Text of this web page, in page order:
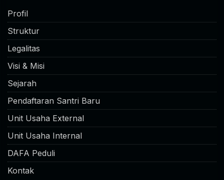
Profil
Struktur
Legalitas
Visi & Misi
Sejarah
Pendaftaran Santri Baru
Unit Usaha External
Unit Usaha Internal
DAFA Peduli
Kontak